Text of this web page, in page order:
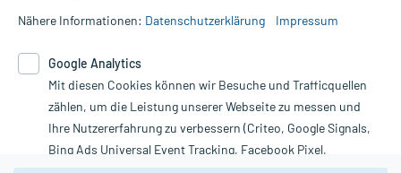
die Untersuchung und Behandlung durch einen Arzt. Bitte
Therapien eingeleitet werden können. | Diese Webseite benutzt
Google Analytics. Lesen Sie bitte dazu die wichtigen Hinweise in
unserer Datenschutzerklärung. Für den Widerruf einer Bestellung
nutzen Sie das Formular:
Vertrag widerrufen
Nähere Informationen: Datenschutzerklärung Impressum
Google Analytics
Mit diesen Cookies können wir Besuche und Trafficquellen
zählen, um die Leistung unserer Webseite zu messen und
Ihre Nutzererfahrung zu verbessern (Criteo, Google Signals,
Bing Ads Universal Event Tracking, Facebook Pixel,